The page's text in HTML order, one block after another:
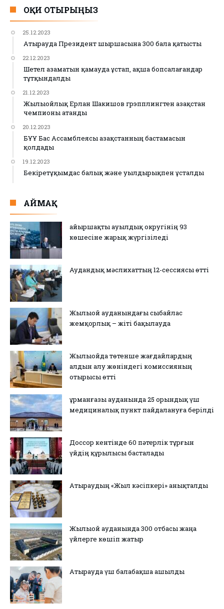
ОҚИ ОТЫРЫҢЫЗ
25.12.2023
Атырауда Президент шыршасына 300 бала қатысты
22.12.2023
Шетел азаматын қамауда ұстап, ақша бопсалағандар
тұтқындалды
21.12.2023
Жылыойлық Ерлан Шакишов грэпплингтен Қазақстан
чемпионы атанды
20.12.2023
БҰҰ Бас Ассамблеясы Қазақстанның бастамасын
қолдады
19.12.2023
Бекіретұқымдас балық және уылдырықпен ұсталды
АЙМАҚ
Қайыршақты ауылдық округінің 93
көшесіне жарық жүргізіледі
Аудандық мәслихаттың 12-сессиясы өтті
Жылыой ауданындағы сыбайлас
жемқорлық – жіті бақылауда
Жылыойда төтенше жағдайлардың
алдын алу жөніндегі комиссияның
отырысы өтті
Құрманғазы ауданында 25 орындық үш
медициналық пункт пайдалануға берілді
Доссор кентінде 60 пәтерлік тұрғын
үйдің құрылысы басталады
Атыраудың «Жыл кәсіпкері» анықталды
Жылыой ауданында 300 отбасы жаңа
үйлерге көшіп жатыр
Атырауда үш балабақша ашылды